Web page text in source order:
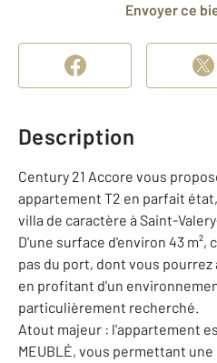
Envoyer ce
Description
Century 21 Accore vous
appartement T2 en parfait
villa de caractère à Saint-
D'une surface d'environ 43 m²,
pas du port, dont vous
en profitant d'un
particulièrement recherché.
Atout majeur : l'appartement
MEUBLÉ, vous permettant